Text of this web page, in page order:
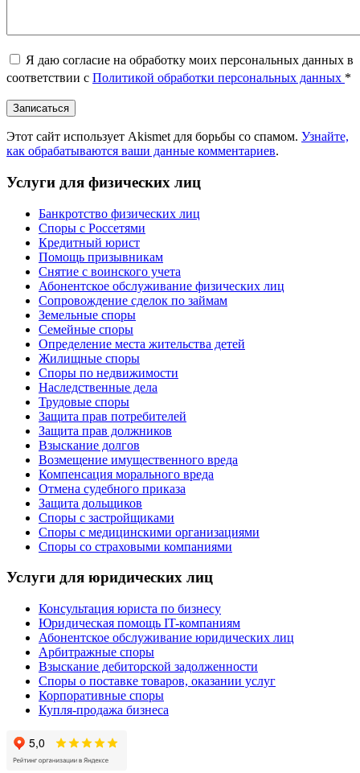
Я даю согласие на обработку моих персональных данных в
соответствии с Политикой обработки персональных данных *
Этот сайт использует Akismet для борьбы со спамом. Узнайте,
как обрабатываются ваши данные комментариев.
Услуги для физических лиц
Банкротство физических лиц
Споры с Россетями
Кредитный юрист
Помощь призывникам
Снятие с воинского учета
Абонентское обслуживание физических лиц
Cопровождение сделок по займам
Земельные споры
Семейные споры
Определение места жительства детей
Жилищные споры
Споры по недвижимости
Наследственные дела
Трудовые споры
Защита прав потребителей
Защита прав должников
Взыскание долгов
Возмещение имущественного вреда
Компенсация морального вреда
Отмена судебного приказа
Защита дольщиков
Споры с застройщиками
Споры с медицинскими организациями
Споры со страховыми компаниями
Услуги для юридических лиц
Консультация юриста по бизнесу
Юридическая помощь IT-компаниям
Абонентское обслуживание юридических лиц
Арбитражные споры
Взыскание дебиторской задолженности
Споры о поставке товаров, оказании услуг
Корпоративные споры
Купля-продажа бизнеса